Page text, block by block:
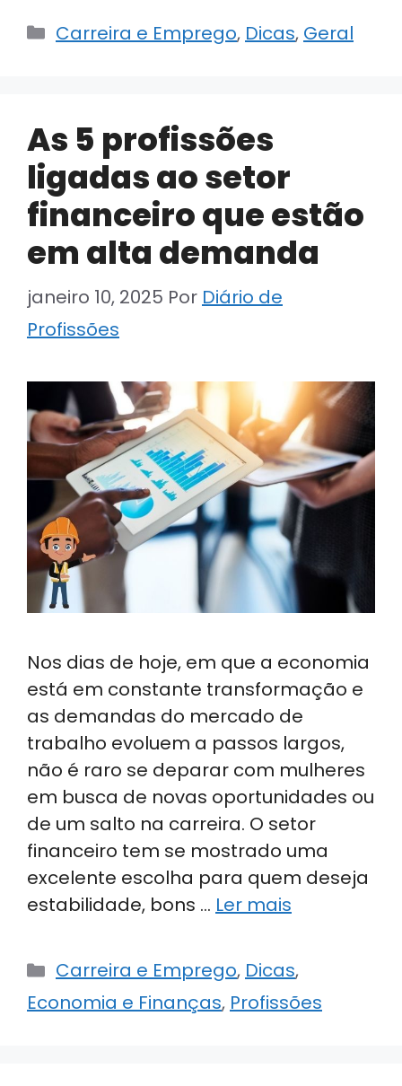
Categorias
Carreira e Emprego, Dicas, Geral
As 5 profissões
ligadas ao setor
financeiro que estão
em alta demanda
janeiro 10, 2025 Por Diário de
Profissões
Nos dias de hoje, em que a economia
está em constante transformação e
as demandas do mercado de
trabalho evoluem a passos largos,
não é raro se deparar com mulheres
em busca de novas oportunidades ou
de um salto na carreira. O setor
financeiro tem se mostrado uma
excelente escolha para quem deseja
estabilidade, bons … Ler mais
Categorias
Carreira e Emprego, Dicas,
Economia e Finanças, Profissões